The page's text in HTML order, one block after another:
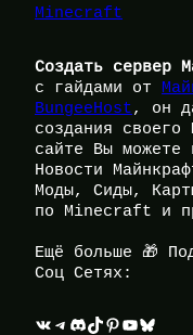
Minecraft
Создать сервер
с гайдами от
BungeeHost, он
создания
сайте Вы можете
Новости
Моды, Сиды,
по Minecraft и
Ещё больше 🎁
Соц Сетях:
ВКонтакте Telegram Discord TikTok Pinterest YouTube Bluesky